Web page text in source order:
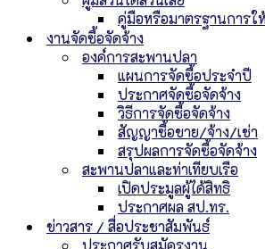
คู่มือหรือมาตรฐานการใ
งานจัดซื้อจัดจ้าง
องค์การสะพานปลา
แผนการจัดซื้อประจำปี
ประกาศจัดซื้อจัดจ้าง
วิธีการจัดซื้อจัดจ้าง
สัญญาซื้อขาย/จ้าง/เช่า
สรุปผลการจัดซื้อจัดจ้าง
สะพานปลาและท่าเทียบเรือ
เปิดประมูลผู้ได้สิทธิ
ประกาศผล สป.ทร.
ข่าวสาร / สื่อประชาสัมพันธ์
ประกาศรับสมัครงาน